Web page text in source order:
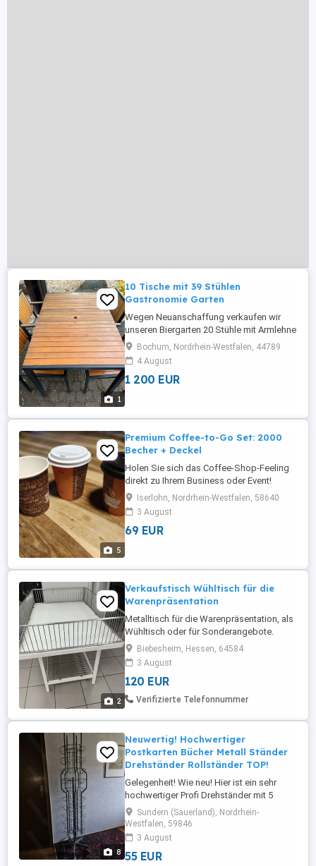
1
10 Tische mit 39 Stühlen
Gastronomie Garten
Wegen Neuanschaffung verkaufen wir
unseren Biergarten 20 Stühle mit Armlehne
19 Stühle ohne Armlehne 10 Tische
Bochum, Nordrhein-Westfalen, 44789
4 August
1 200 EUR
5
Premium Coffee-to-Go Set: 2000
Becher + Deckel
Holen Sie sich das Coffee-Shop-Feeling
direkt zu Ihrem Business oder Event!
Verwandeln Sie jeden Kaffee in ein
Erlebnis! Ich verkaufe hochwertige, extra
stabile Hartpapierbecher im stylischen
"Classic Coffee"-Design. Egal ob für Ihr
Iserlohn, Nordrhein-Westfalen, 58640
3 August
69 EUR
2
Verkaufstisch Wühltisch für die
Warenpräsentation
Metalltisch für die Warenpräsentation, als
Wühltisch oder für Sonderangebote.
Ablage und Umrandung verchromt. Maße:
ca. 120x76x86 cm, guter Zustand mit
Gebrauchsspuren
Biebesheim, Hessen, 64584
3 August
120 EUR
Verifizierte Telefonnummer
8
Neuwertig! Hochwertiger
Postkarten Bücher Metall Ständer
Drehständer Rollständer TOP!
Gelegenheit! Wie neu! Hier ist ein sehr
hochwertiger Profi Drehständer mit 5
Doppelrollen und Feststeller von privat
abzugeben! Sehr gut geeignet für
Postkarten, Bücher, Tücher, etc. zu nutzen.
Ideal auch für Sammler oder ein
Ladengeschäft. Sehr stabile und
Sundern (Sauerland), Nordrhein-
Westfalen, 59846
3 August
55 EUR